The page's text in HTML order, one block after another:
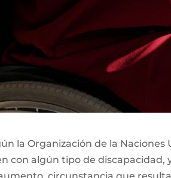
la Organización de la Naciones
con algún tipo de discapacidad,